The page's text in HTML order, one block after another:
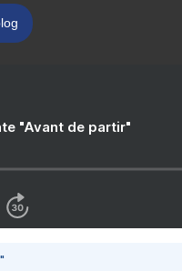
"Avant de partir"